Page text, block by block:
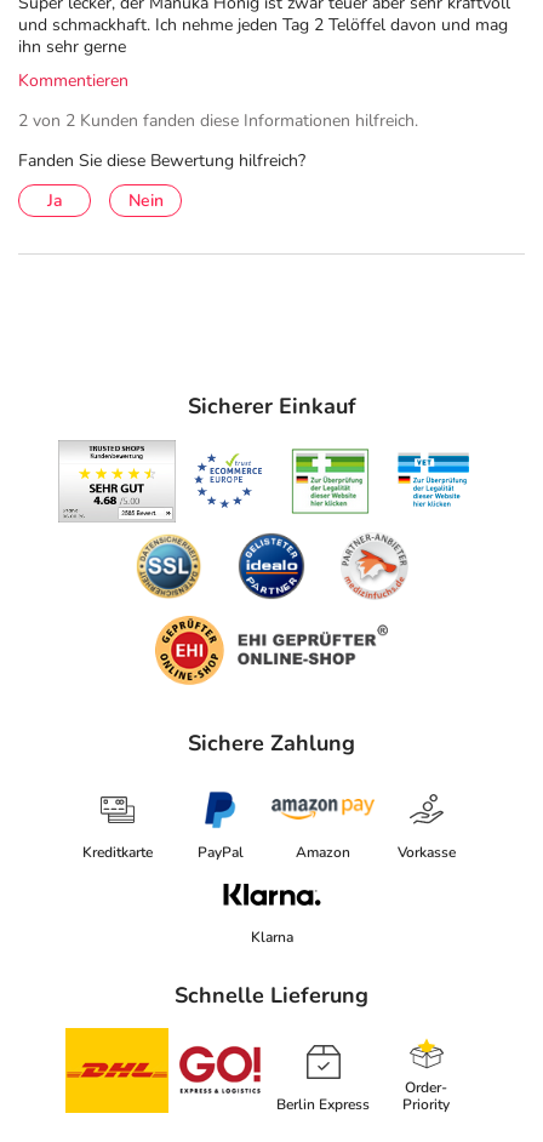
und schmackhaft. Ich nehme jeden Tag 2 Telöffel davon und mag
ihn sehr gerne
Kommentieren
2 von 2 Kunden fanden diese Informationen hilfreich.
Fanden Sie diese Bewertung hilfreich?
Ja
Nein
Sicherer Einkauf
Sichere Zahlung
Kreditkarte PayPal Amazon Vorkasse
Klarna
Schnelle Lieferung
Berlin Express
Order-
Priority